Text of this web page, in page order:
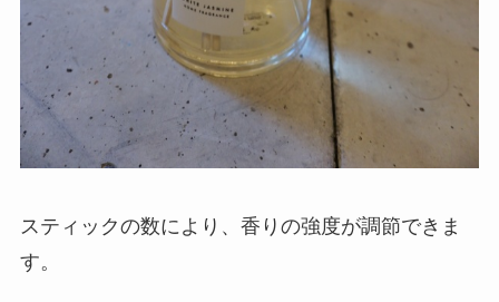
スティックの数により、香りの強度が調節できま
す。